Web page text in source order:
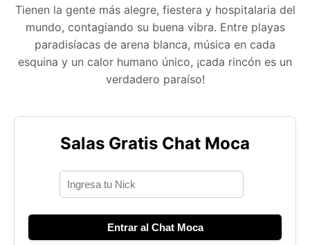
Tienen la gente más alegre, fiestera y hospitalaria del
mundo, contagiando su buena vibra. Entre playas
paradisíacas de arena blanca, música en cada
esquina y un calor humano único, ¡cada rincón es un
verdadero paraíso!
Salas Gratis Chat Moca
Entrar al Chat Moca